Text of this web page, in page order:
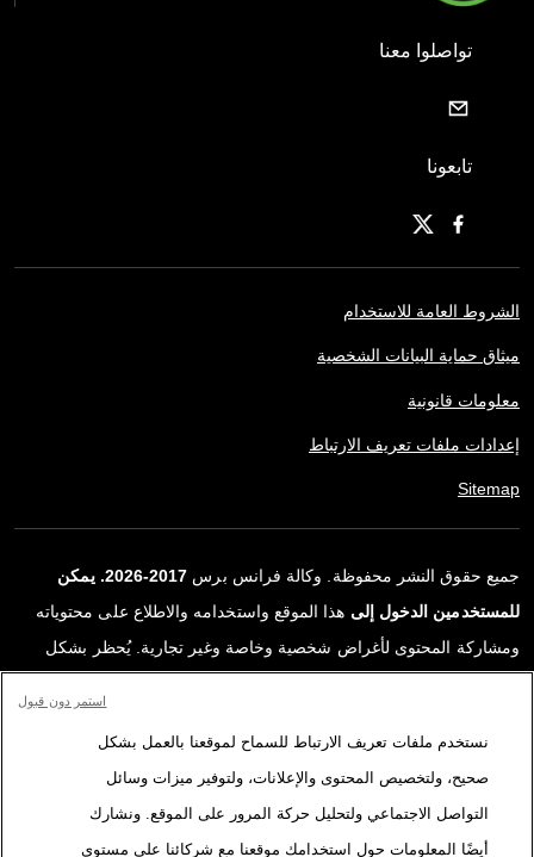
تواصلوا معنا
تابعونا
الشروط العامة للاستخدام
ميثاق حماية البيانات الشخصية
معلومات قانونية
إعدادات ملفات تعريف الارتباط
Sitemap
جميع حقوق النشر محفوظة. وكالة فرانس برس
2017-2026. يمكن
للمستخدمين الدخول إلى هذا الموقع واستخدامه والاطلاع على محتوياته
ومشاركة المحتوى لأغراض شخصية وخاصة وغير تجارية. يُحظر بشكل
ترخيص محددة موقعة مع وكالة فرانس برس. المواد والروابط الواردة في
التقارير، والتي لم تنتجها وكالة فرانس برس، مستخدمة فقط وبالقدر
اللازم كعناصر إثبات لمحتوى هذه التقارير. لم تحصل فرانس برس على أي
نستخدم ملفات تعريف الارتباط للسماح لموقعنا بالعمل بشكل
صحيح، ولتخصيص المحتوى والإعلانات، ولتوفير ميزات وسائل
التواصل الاجتماعي ولتحليل حركة المرور على الموقع. ونشارك
أيضًا المعلومات حول استخدامك موقعنا مع شركائنا على مستوى
استمر دون قبول